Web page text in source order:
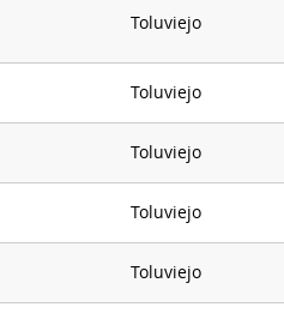
Toluviejo
Toluviejo
Toluviejo
Toluviejo
Toluviejo